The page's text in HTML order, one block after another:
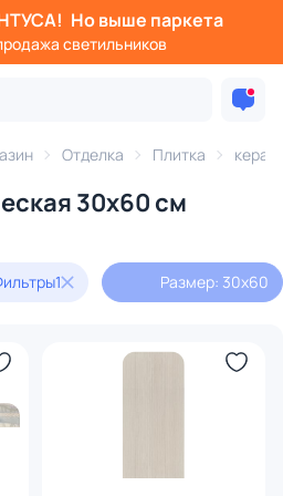
Но выше паркета
светильников
Отделка Плитка
30x60 см
1 Размер: 30x60
напольная